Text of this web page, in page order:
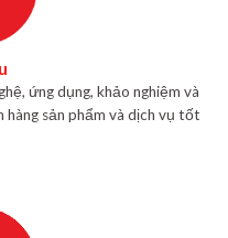
ứng dụng, khảo nghiệm và
hàng sản phẩm và dịch vụ tốt